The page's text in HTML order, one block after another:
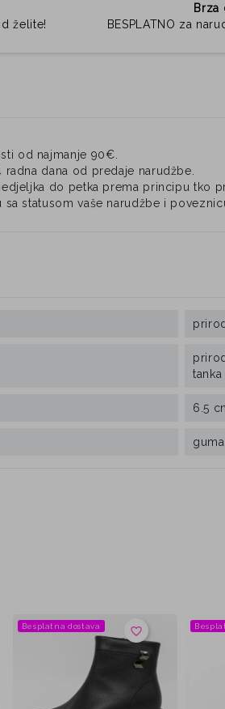
želite!
Brza
BESPLATNO za
od najmanje 90€.
dana od predaje narudžbe.
do petka prema principu tko
statusom vaše narudžbe i
tanka
6.5
guma
favorite_border
Besplatna dostava